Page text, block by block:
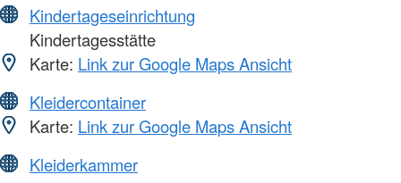
Kindertageseinrichtung
Kindertagesstätte
Karte: Link zur Google Maps Ansicht
Kleidercontainer
Karte: Link zur Google Maps Ansicht
Kleiderkammer